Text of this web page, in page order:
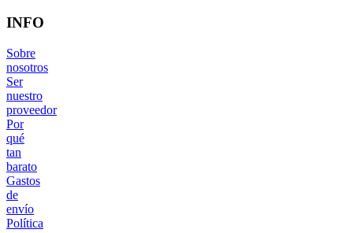
INFO
Sobre
nosotros
Ser
nuestro
proveedor
Por
qué
tan
barato
Gastos
de
envío
Política